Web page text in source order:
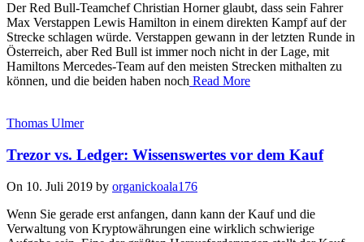
Der Red Bull-Teamchef Christian Horner glaubt, dass sein Fahrer
Max Verstappen Lewis Hamilton in einem direkten Kampf auf der
Strecke schlagen würde. Verstappen gewann in der letzten Runde in
Österreich, aber Red Bull ist immer noch nicht in der Lage, mit
Hamiltons Mercedes-Team auf den meisten Strecken mithalten zu
können, und die beiden haben noch Read More
Thomas Ulmer
Trezor vs. Ledger: Wissenswertes vor dem Kauf
On 10. Juli 2019 by organickoala176
Wenn Sie gerade erst anfangen, dann kann der Kauf und die
Verwaltung von Kryptowährungen eine wirklich schwierige